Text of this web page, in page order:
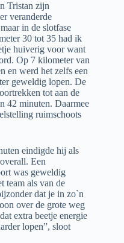
Tristan zijn
veranderde
in de slotfase
30 tot 35 had ik
huiverig voor want
Op 7 kilometer van
en werd het zelfs een
geweldig lopen. De
tot aan de
42 minuten. Daarmee
ruimschoots
eindigde hij als
Een
was geweldig
team als van de
dat je in zo`n
over de grote weg
extra beetje energie
lopen”, sloot